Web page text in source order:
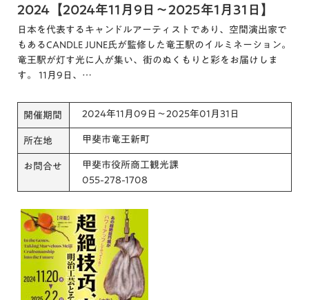
2024【2024年11月9日～2025年1月31日】
日本を代表するキャンドルアーティストであり、空間演出家で
もあるCANDLE JUNE氏が監修した竜王駅のイルミネーション。
竜王駅が灯す光に人が集い、街のぬくもりと彩をお届けしま
す。 11月9日、…
開催期間 2024年11月09日～2025年01月31日
所在地 甲斐市竜王新町
お問合せ
甲斐市役所商工観光課
055-278-1708